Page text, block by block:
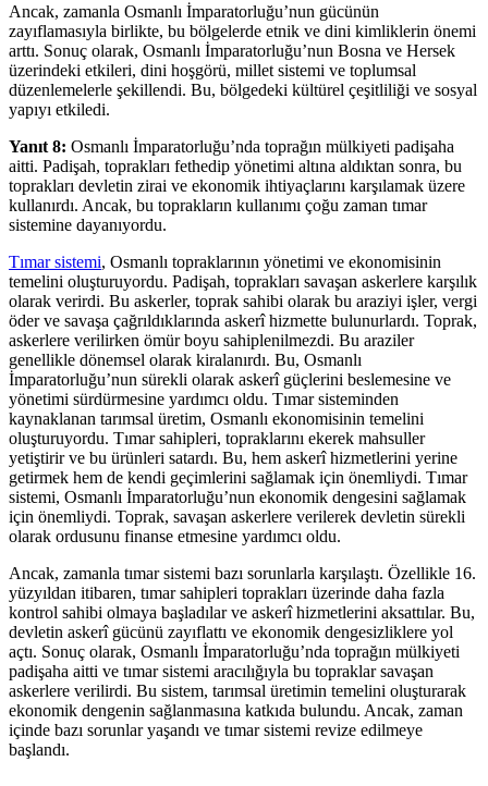
Ancak, zamanla Osmanlı İmparatorluğu’nun gücünün
zayıflamasıyla birlikte, bu bölgelerde etnik ve dini kimliklerin önemi
arttı. Sonuç olarak, Osmanlı İmparatorluğu’nun Bosna ve Hersek
üzerindeki etkileri, dini hoşgörü, millet sistemi ve toplumsal
düzenlemelerle şekillendi. Bu, bölgedeki kültürel çeşitliliği ve sosyal
yapıyı etkiledi.
Yanıt 8: Osmanlı İmparatorluğu’nda toprağın mülkiyeti padişaha
aitti. Padişah, toprakları fethedip yönetimi altına aldıktan sonra, bu
toprakları devletin zirai ve ekonomik ihtiyaçlarını karşılamak üzere
kullanırdı. Ancak, bu toprakların kullanımı çoğu zaman tımar
sistemine dayanıyordu.
Tımar sistemi, Osmanlı topraklarının yönetimi ve ekonomisinin
temelini oluşturuyordu. Padişah, toprakları savaşan askerlere karşılık
olarak verirdi. Bu askerler, toprak sahibi olarak bu araziyi işler, vergi
öder ve savaşa çağrıldıklarında askerî hizmette bulunurlardı. Toprak,
askerlere verilirken ömür boyu sahiplenilmezdi. Bu araziler
genellikle dönemsel olarak kiralanırdı. Bu, Osmanlı
İmparatorluğu’nun sürekli olarak askerî güçlerini beslemesine ve
yönetimi sürdürmesine yardımcı oldu. Tımar sisteminden
kaynaklanan tarımsal üretim, Osmanlı ekonomisinin temelini
oluşturuyordu. Tımar sahipleri, topraklarını ekerek mahsuller
yetiştirir ve bu ürünleri satardı. Bu, hem askerî hizmetlerini yerine
getirmek hem de kendi geçimlerini sağlamak için önemliydi. Tımar
sistemi, Osmanlı İmparatorluğu’nun ekonomik dengesini sağlamak
için önemliydi. Toprak, savaşan askerlere verilerek devletin sürekli
olarak ordusunu finanse etmesine yardımcı oldu.
Ancak, zamanla tımar sistemi bazı sorunlarla karşılaştı. Özellikle 16.
yüzyıldan itibaren, tımar sahipleri toprakları üzerinde daha fazla
kontrol sahibi olmaya başladılar ve askerî hizmetlerini aksattılar. Bu,
devletin askerî gücünü zayıflattı ve ekonomik dengesizliklere yol
açtı. Sonuç olarak, Osmanlı İmparatorluğu’nda toprağın mülkiyeti
padişaha aitti ve tımar sistemi aracılığıyla bu topraklar savaşan
askerlere verilirdi. Bu sistem, tarımsal üretimin temelini oluşturarak
ekonomik dengenin sağlanmasına katkıda bulundu. Ancak, zaman
içinde bazı sorunlar yaşandı ve tımar sistemi revize edilmeye
başlandı.